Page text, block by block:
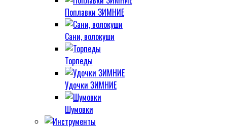
Поплавки ЗИМНИЕ
Сани, волокуши
Торпеды
Удочки ЗИМНИЕ
Шумовки